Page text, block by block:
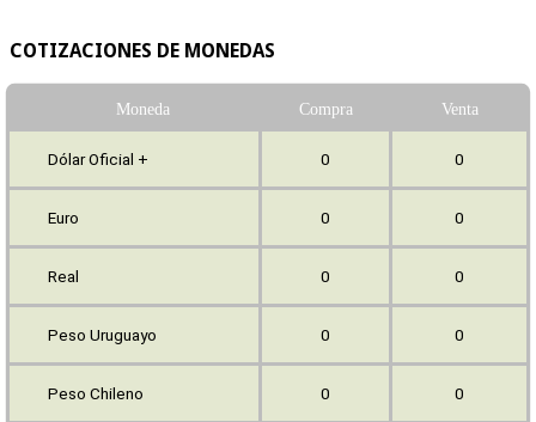
COTIZACIONES DE MONEDAS
Moneda Compra Venta
Dólar Oficial + 0 0
Euro 0 0
Real 0 0
Peso Uruguayo 0 0
Peso Chileno 0 0